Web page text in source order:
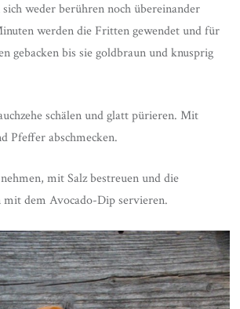
weder berühren noch übereinander
werden die Fritten gewendet und für
gebacken bis sie goldbraun und knusprig
schälen und glatt pürieren. Mit
Pfeffer abschmecken.
mit Salz bestreuen und die
dem Avocado-Dip servieren.